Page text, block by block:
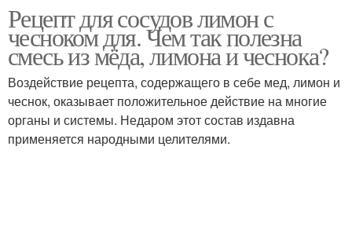
Рецепт для сосудов лимон с
чесноком для. Чем так полезна
смесь из мёда, лимона и чеснока?
Воздействие рецепта, содержащего в себе мед, лимон и
чеснок, оказывает положительное действие на многие
органы и системы. Недаром этот состав издавна
применяется народными целителями.